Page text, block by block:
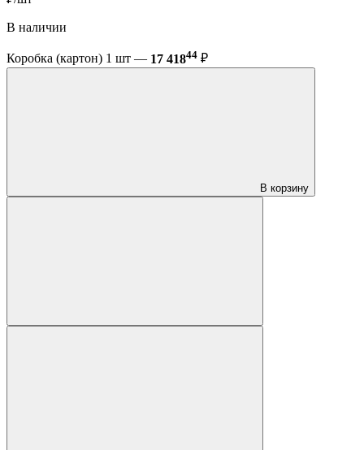
В наличии
Коробка (картон) 1 шт — 17 41844 ₽
В корзину